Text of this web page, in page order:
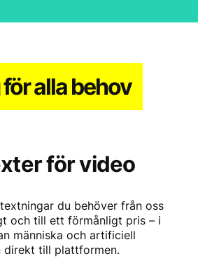
alla behov
för video
du behöver från oss
och till ett förmånligt pris – i
människa och artificiell
direkt till plattformen.